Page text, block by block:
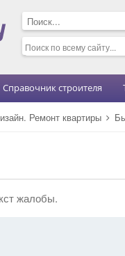
Справочник строителя
Ремонт квартиры
жалобы.